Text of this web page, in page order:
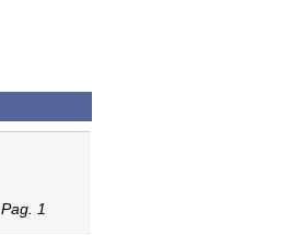
Pag. 1